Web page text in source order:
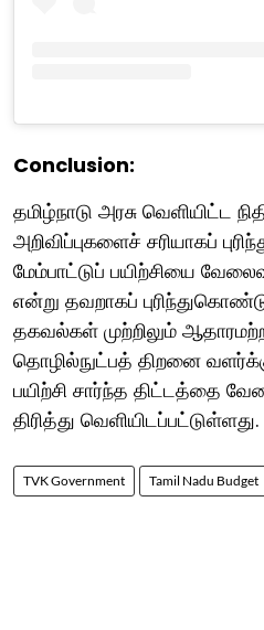
Conclusion:
தமிழ்நாடு அரசு வெளியிட்ட
அறிவிப்புகளைச் சரியாகப்
மேம்பாட்டுப் பயிற்சியை
என்று தவறாகப்
தகவல்கள் முற்றிலும்
தொழில்நுட்பத் திறனை
பயிற்சி சார்ந்த திட்டத்தை
திரித்து வெளியிடப்பட்டுள்ளது.
TVK Government Tamil Nadu Budget